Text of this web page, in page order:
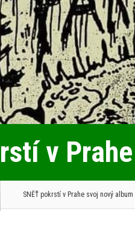
v
SNĚŤ pokrstí v Prahe svoj nový album